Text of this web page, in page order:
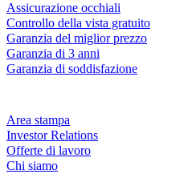
Assicurazione occhiali
Controllo della vista gratuito
Garanzia del miglior prezzo
Garanzia di 3 anni
Garanzia di soddisfazione
Area stampa
Investor Relations
Offerte di lavoro
Chi siamo